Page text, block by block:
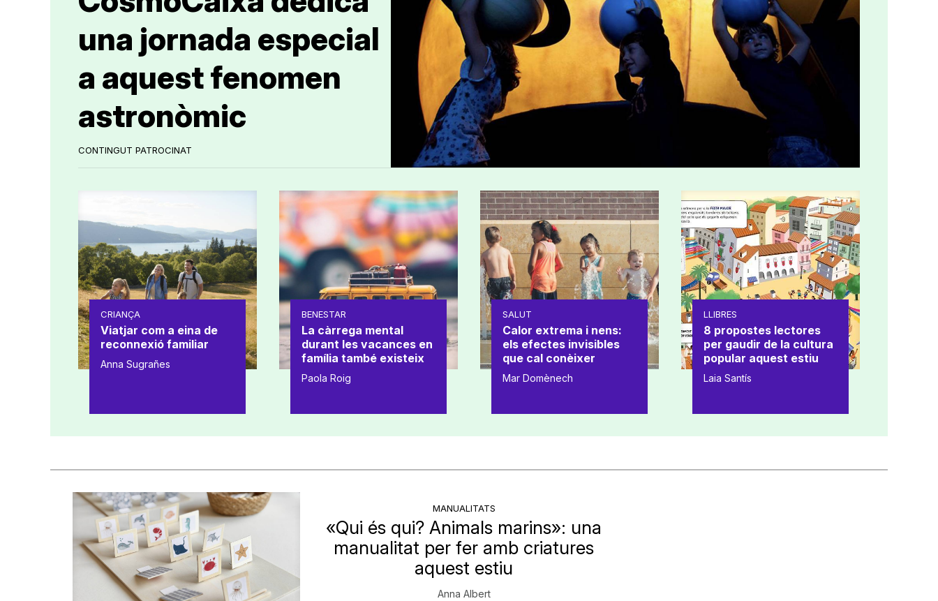
CONTINGUT PATROCINAT
una jornada especial
a aquest fenomen
astronòmic
CRIANÇA
Viatjar com a eina de
reconnexió familiar
Anna Sugrañes
BENESTAR
La càrrega mental
durant les vacances en
família també existeix
Paola Roig
SALUT
Calor extrema i nens:
els efectes invisibles
que cal conèixer
Mar Domènech
LLIBRES
8 propostes lectores
per gaudir de la cultura
popular aquest estiu
Laia Santís
MANUALITATS
«Qui és qui? Animals marins»: una
manualitat per fer amb criatures
aquest estiu
Anna Albert